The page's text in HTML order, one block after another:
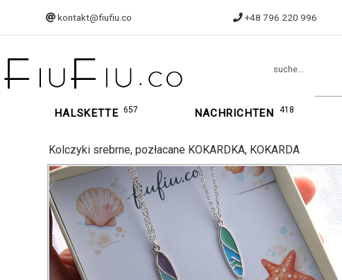
kontakt@fiufiu.co +48 796 220 996
suche...
HALSKETTE 657 NACHRICHTEN 418
Kolczyki srebrne, pozłacane KOKARDKA, KOKARDA